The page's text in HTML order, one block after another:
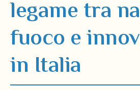
legame tra
fuoco e
in Italia